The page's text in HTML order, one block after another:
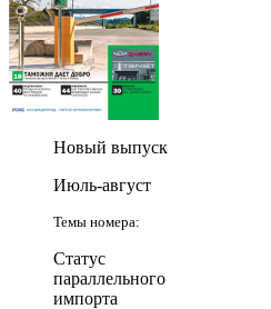
Новый выпуск
Июль-август
Темы номера:
Статус
параллельного
импорта